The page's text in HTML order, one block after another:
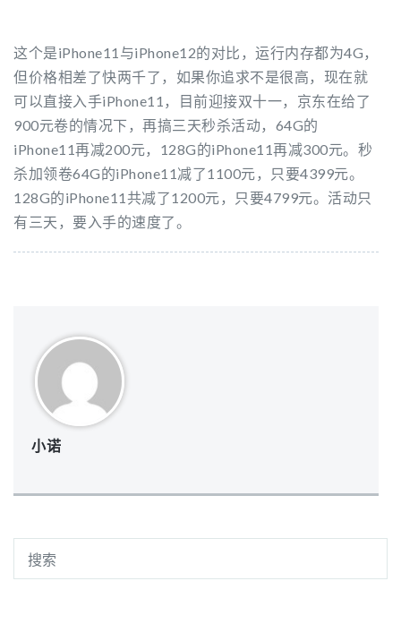
这个是iPhone11与iPhone12的对比，运行内存都为4G，
但价格相差了快两千了，如果你追求不是很高，现在就
可以直接入手iPhone11，目前迎接双十一，京东在给了
900元卷的情况下，再搞三天秒杀活动，64G的
iPhone11再减200元，128G的iPhone11再减300元。秒
杀加领卷64G的iPhone11减了1100元，只要4399元。
128G的iPhone11共减了1200元，只要4799元。活动只
有三天，要入手的速度了。
小诺